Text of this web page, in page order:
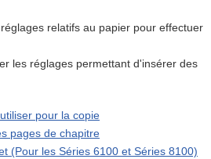
relatifs au papier pour effectuer
les réglages permettant d'insérer des
pour la copie
pages de chapitre
(Pour les Séries 6100 et Séries 8100)